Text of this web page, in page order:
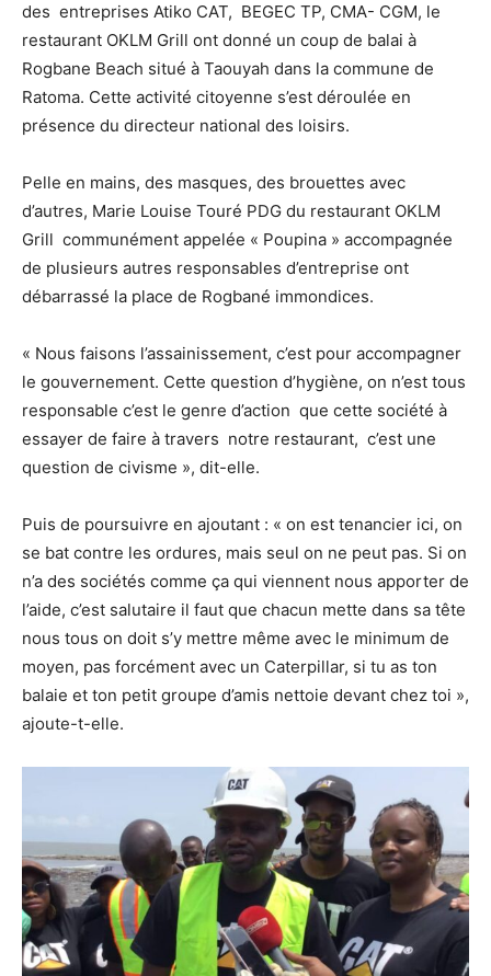
des entreprises Atiko CAT, BEGEC TP, CMA- CGM, le
restaurant OKLM Grill ont donné un coup de balai à
Rogbane Beach situé à Taouyah dans la commune de
Ratoma. Cette activité citoyenne s’est déroulée en
présence du directeur national des loisirs.
Pelle en mains, des masques, des brouettes avec
d’autres, Marie Louise Touré PDG du restaurant OKLM
Grill communément appelée « Poupina » accompagnée
de plusieurs autres responsables d’entreprise ont
débarrassé la place de Rogbané immondices.
« Nous faisons l’assainissement, c’est pour accompagner
le gouvernement. Cette question d’hygiène, on n’est tous
responsable c’est le genre d’action que cette société à
essayer de faire à travers notre restaurant, c’est une
question de civisme », dit-elle.
Puis de poursuivre en ajoutant : « on est tenancier ici, on
se bat contre les ordures, mais seul on ne peut pas. Si on
n’a des sociétés comme ça qui viennent nous apporter de
l’aide, c’est salutaire il faut que chacun mette dans sa tête
nous tous on doit s’y mettre même avec le minimum de
moyen, pas forcément avec un Caterpillar, si tu as ton
balaie et ton petit groupe d’amis nettoie devant chez toi »,
ajoute-t-elle.